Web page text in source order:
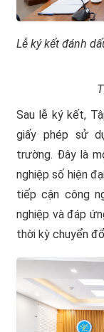
Lễ ký kết đánh
Sau lễ ký kết,
giấy phép sử
trường. Đây là
nghiệp số hiện
tiếp cận công
nghiệp và đáp
thời kỳ chuyển